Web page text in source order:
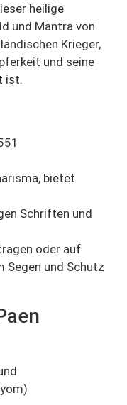
heilige
und Mantra von
Krieger,
und seine
ist.
bietet
Schriften und
oder auf
Segen und Schutz